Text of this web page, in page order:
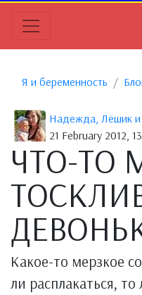
Я и беременность
Надежда, Лёшик и
21 February 2012,
ЧТО-ТО
Какое-то мерзкое
ли расплакаться,